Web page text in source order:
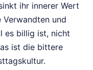
ihr innerer Wert
und
es billig ist, nicht
ist die bittere